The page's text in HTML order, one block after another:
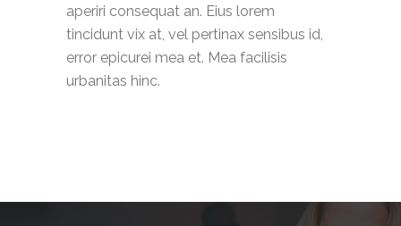
aperiri consequat an. Eius lorem
tincidunt vix at, vel pertinax sensibus id,
error epicurei mea et. Mea facilisis
urbanitas hinc.